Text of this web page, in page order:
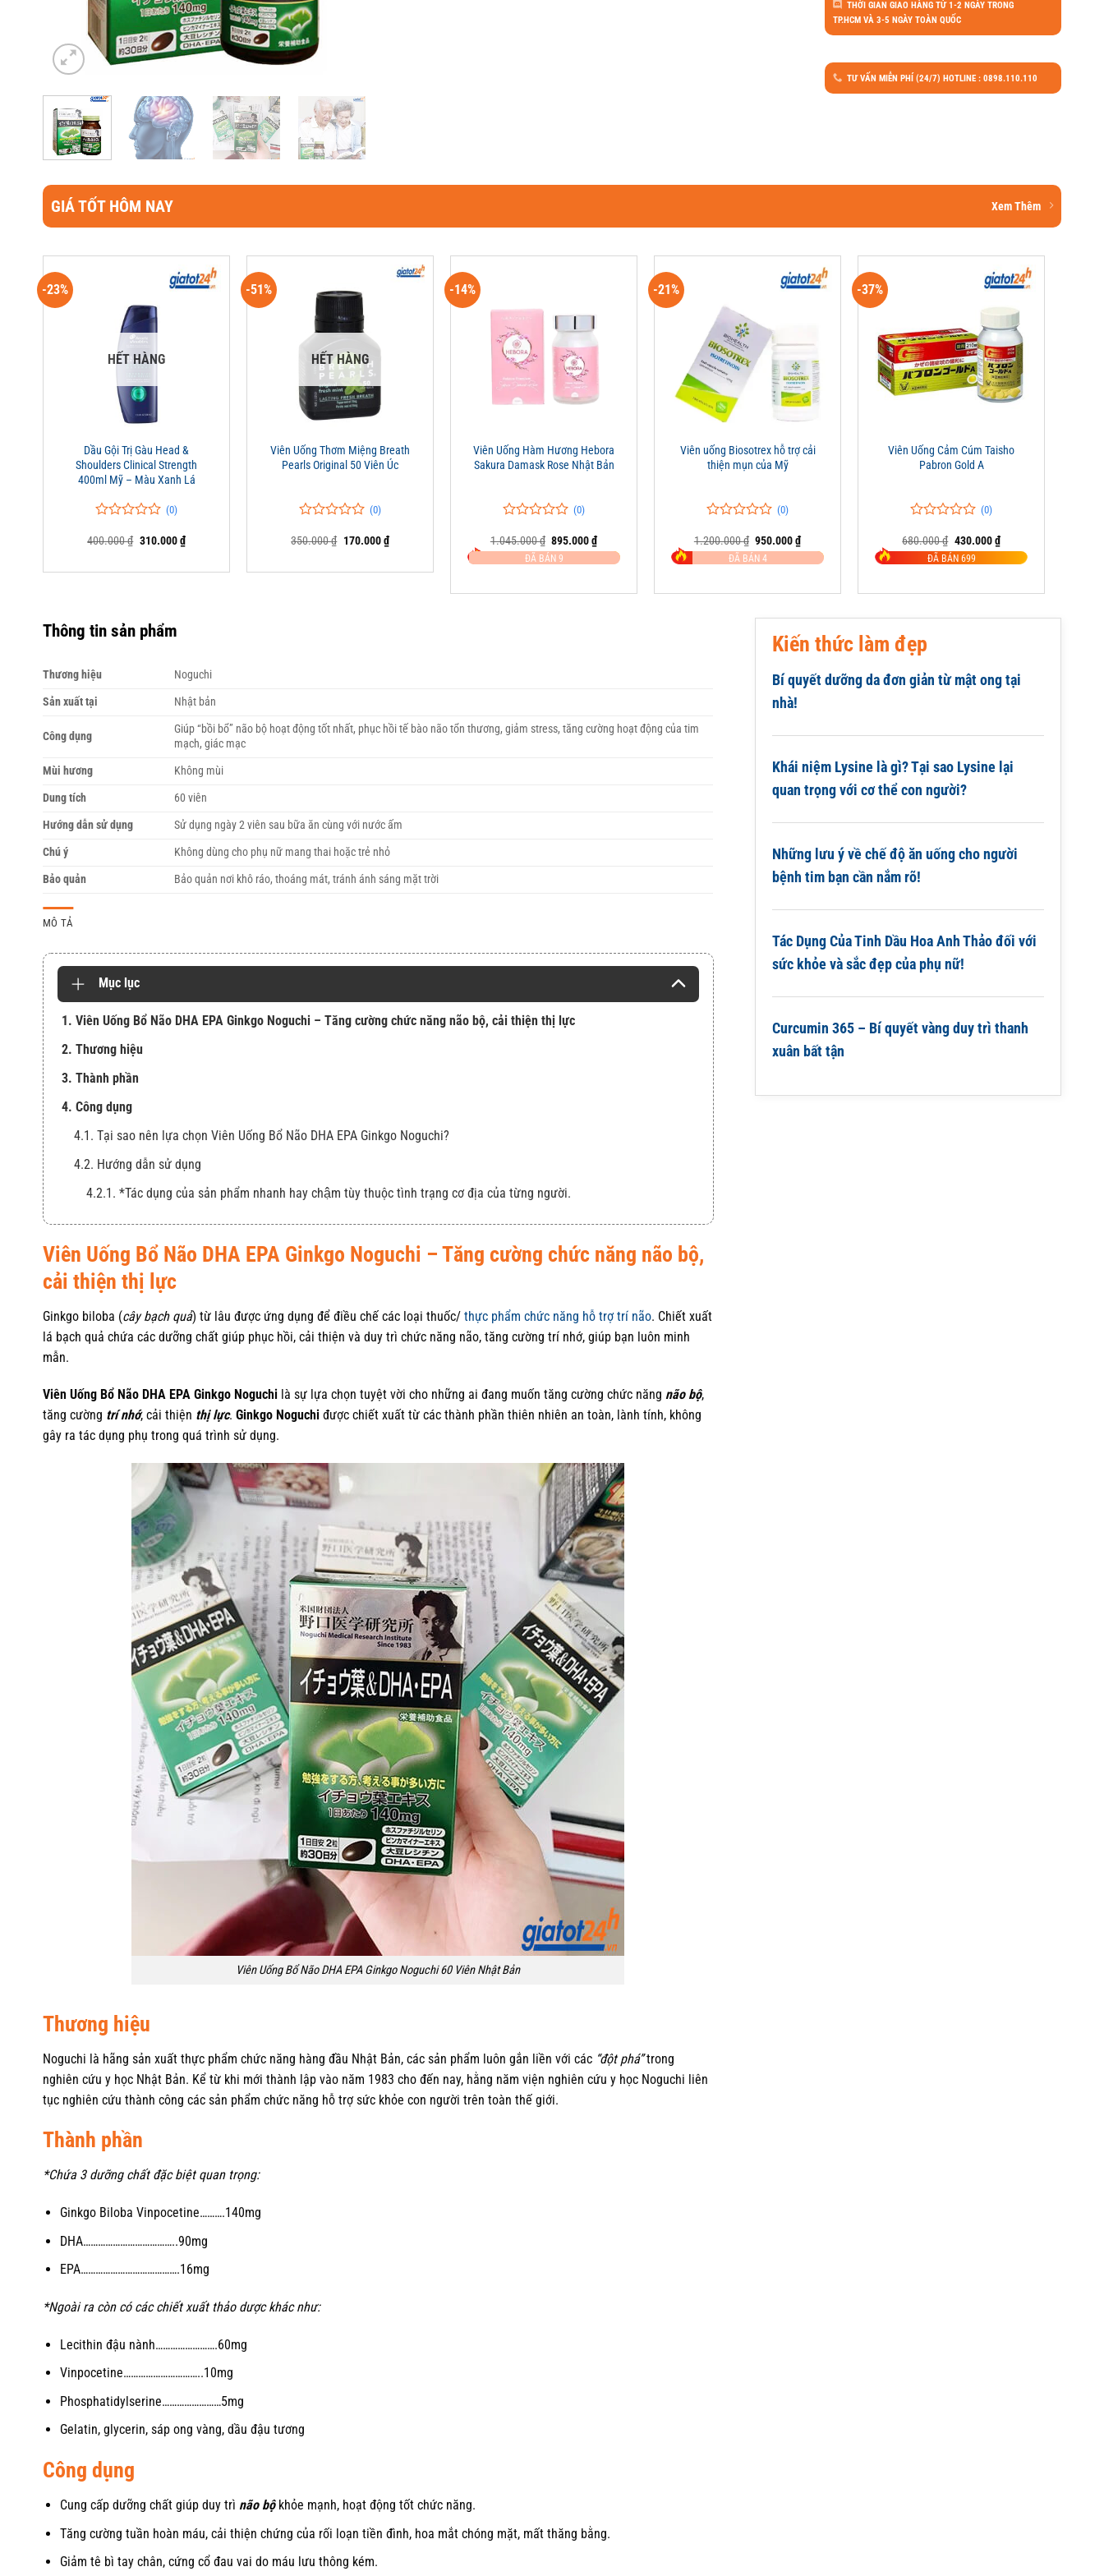
THỜI GIAN GIAO HÀNG TỪ 1-2 NGÀY TRONG
TP.HCM VÀ 3-5 NGÀY TOÀN QUỐC
TƯ VẤN MIỄN PHÍ (24/7) HOTLINE : 0898.110.110
GIÁ TỐT HÔM NAY Xem Thêm
-23%
HẾT HÀNG
Dầu Gội Trị Gàu Head &
Shoulders Clinical Strength
400ml Mỹ – Màu Xanh Lá
trên
(0)
400.000₫ Giá
400.000 ₫.
310.000₫Giá
hiện
là:
-51%
HẾT HÀNG
Viên Uống Thơm Miệng Breath
Pearls Original 50 Viên Úc
trên
(0)
350.000₫ Giá
350.000 ₫.
170.000₫Giá
hiện
là:
-14%
Viên Uống Hàm Hương Hebora
Sakura Damask Rose Nhật Bản
trên
5
đánh
(0)
1.045.000₫ Giá
gốc
là:
895.000₫Giá
hiện
tại
ĐÃ BÁN 9
-21%
Viên uống Biosotrex hỗ trợ cải
thiện mụn của Mỹ
trên
5
đánh
(0)
1.200.000₫ Giá
gốc
là:
950.000₫Giá
hiện
tại
ĐÃ BÁN 4
-37%
Viên Uống Cảm Cúm Taisho
Pabron Gold A
trên
5
đánh
(0)
680.000₫ Giá
gốc
là:
430.000₫Giá
hiện
tại
ĐÃ BÁN 699
Thông tin sản phẩm
Thương hiệu
Noguchi
Sản xuất tại
Nhật bản
Công dụng
Giúp “bồi bổ” não bộ hoạt động tốt nhất, phục hồi tế bào não tổn thương, giảm stress, tăng cường hoạt động của tim
mạch, giác mạc
Mùi hương
Không mùi
Dung tích
60 viên
Hướng dẫn sử dụng
Sử dụng ngày 2 viên sau bữa ăn cùng với nước ấm
Chú ý
Không dùng cho phụ nữ mang thai hoặc trẻ nhỏ
Bảo quản
Bảo quản nơi khô ráo, thoáng mát, tránh ánh sáng mặt trời
MÔ TẢ
Mục lục
1. Viên Uống Bổ Não DHA EPA Ginkgo Noguchi – Tăng cường chức năng não bộ, cải thiện thị lực
2. Thương hiệu
3. Thành phần
4. Công dụng
4.1. Tại sao nên lựa chọn Viên Uống Bổ Não DHA EPA Ginkgo Noguchi?
4.2. Hướng dẫn sử dụng
4.2.1. *Tác dụng của sản phẩm nhanh hay chậm tùy thuộc tình trạng cơ địa của từng người.
Viên Uống Bổ Não DHA EPA Ginkgo Noguchi – Tăng cường chức năng não bộ,
cải thiện thị lực
Ginkgo biloba (cây bạch quả) từ lâu được ứng dụng để điều chế các loại thuốc/ thực phẩm chức năng hỗ trợ trí não. Chiết xuất
lá bạch quả chứa các dưỡng chất giúp phục hồi, cải thiện và duy trì chức năng não, tăng cường trí nhớ, giúp bạn luôn minh
mẫn.
Viên Uống Bổ Não DHA EPA Ginkgo Noguchi là sự lựa chọn tuyệt vời cho những ai đang muốn tăng cường chức năng não bộ,
tăng cường trí nhớ, cải thiện thị lực. Ginkgo Noguchi được chiết xuất từ các thành phần thiên nhiên an toàn, lành tính, không
gây ra tác dụng phụ trong quá trình sử dụng.
Viên Uống Bổ Não DHA EPA Ginkgo Noguchi 60 Viên Nhật Bản
Thương hiệu
Noguchi là hãng sản xuất thực phẩm chức năng hàng đầu Nhật Bản, các sản phẩm luôn gắn liền với các “đột phá”trong
nghiên cứu y học Nhật Bản. Kể từ khi mới thành lập vào năm 1983 cho đến nay, hằng năm viện nghiên cứu y học Noguchi liên
tục nghiên cứu thành công các sản phẩm chức năng hỗ trợ sức khỏe con người trên toàn thế giới.
Thành phần
*Chứa 3 dưỡng chất đặc biệt quan trọng:
Ginkgo Biloba Vinpocetine……….140mg
DHA………………………………..90mg
EPA………………………………….16mg
*Ngoài ra còn có các chiết xuất thảo dược khác như:
Lecithin đậu nành…………………….60mg
Vinpocetine…………………………..10mg
Phosphatidylserine……………………5mg
Gelatin, glycerin, sáp ong vàng, dầu đậu tương
Công dụng
Cung cấp dưỡng chất giúp duy trì não bộkhỏe mạnh, hoạt động tốt chức năng.
Tăng cường tuần hoàn máu, cải thiện chứng của rối loạn tiền đình, hoa mắt chóng mặt, mất thăng bằng.
Giảm tê bì tay chân, cứng cổ đau vai do máu lưu thông kém.
Kiến thức làm đẹp
Bí quyết dưỡng da đơn giản từ mật ong tại
nhà!
Khái niệm Lysine là gì? Tại sao Lysine lại
quan trọng với cơ thể con người?
Những lưu ý về chế độ ăn uống cho người
bệnh tim bạn cần nắm rõ!
Tác Dụng Của Tinh Dầu Hoa Anh Thảo đối với
sức khỏe và sắc đẹp của phụ nữ!
Curcumin 365 – Bí quyết vàng duy trì thanh
xuân bất tận